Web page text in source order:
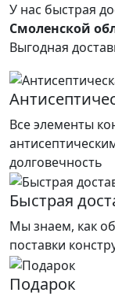
У нас быстрая
Смоленской
Выгодная
Все элементы
долговечность
Быстрая
Мы знаем, как
поставки
Подарок